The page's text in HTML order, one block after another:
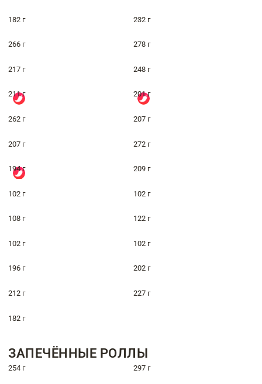
182 г 232 г
266 г 278 г
217 г 248 г
211 г 201 г
262 г 207 г
207 г 272 г
194 г 209 г
102 г 102 г
108 г 122 г
102 г 102 г
196 г 202 г
212 г 227 г
182 г
ЗАПЕЧЁННЫЕ РОЛЛЫ
254 г 297 г